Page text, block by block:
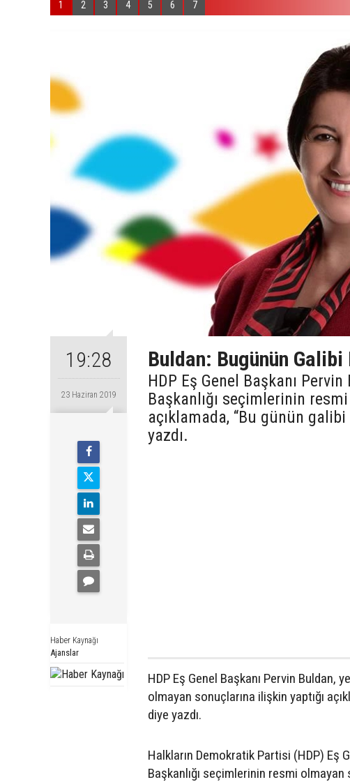
1 2 3 4 5 6 7
19:28
23 Haziran 2019
Haber Kaynağı
Ajanslar
Buldan: Bugünün
HDP Eş Genel Başkanı
Başkanlığı seçimlerinin
açıklamada, “Bu günün
yazdı.
HDP Eş Genel Başkanı Pervin Buldan,
olmayan sonuçlarına ilişkin yaptığı
diye yazdı.
Halkların Demokratik Partisi (HDP) Eş
Başkanlığı seçimlerinin resmi